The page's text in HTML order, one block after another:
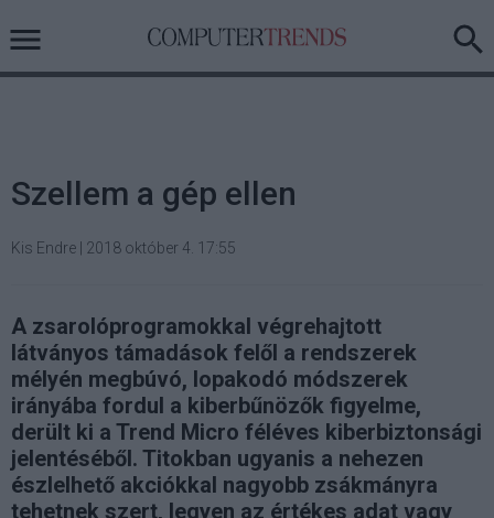
Szellem a gép ellen
Kis Endre 2018 október 4. 17:55
A zsarolóprogramokkal végrehajtott
látványos támadások felől a rendszerek
mélyén megbúvó, lopakodó módszerek
irányába fordul a kiberbűnözők figyelme,
derült ki a Trend Micro féléves kiberbiztonsági
jelentéséből. Titokban ugyanis a nehezen
észlelhető akciókkal nagyobb zsákmányra
tehetnek szert, legyen az értékes adat vagy